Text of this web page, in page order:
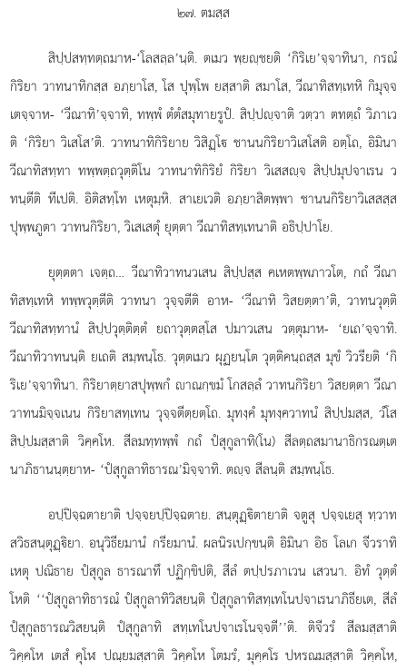
๒๗. ตมสฺส
สิปฺปสทฺทตฺถมาห-‘โลสลฺล’นฺติ. ตเมว พฺยฺชยติ ‘กิริเย’จฺจาทินา, กรณํ
กิริยา วาทนาทิกสฺส อภฺยาโส, โส ปุพฺโพ ยสฺสาติ สมาโส, วีณาทิสทฺเทหิ กิมุจฺจ
เตจฺจาห- ‘วีณาทิ’จฺจาทิ, ทพฺพํ ตํตํสมุทายรูปํ. สิปฺปฺจาติ วตฺวา ตทตฺถํ วิภาเว
ติ ‘กิริยา วิเสโส’ติ. วาทนาทิกิริยาย วิสิฏฺโ ชานนกิริยาวิเสโสติ อตฺโถ, อิมินา
วีณาทิสทฺทา ทพฺพตฺถวุตฺติโน วาทนาทิกิริยํ กิริยา วิเสสฺจ สิปฺปมุปจาเรน ว
ทนฺตีติ ทีเปติ. อิติสทฺโท เหตุมฺหิ. สาเยเวติ อภฺยาสิตพฺพา ชานนกิริยาวิเสสสฺส
ปุพฺพภูตา วาทนกิริยา, วิเสเสตุํ ยุตฺตา วีณาทิสทฺเทนาติ อธิปฺปาโย.
ยุตฺตตา เจตฺถ… วีณาทิวาทนวเสน สิปฺปสฺส คเหตพฺพภาวโต, กถํ วีณา
ทิสทฺเทหิ ทพฺพวุตฺตีติ วาทนา วุจฺจตีติ อาห- ‘วีณาทิ วิสยตฺตา’ติ, วาทนวุตฺติ
วีณาทิสทฺทานํ สิปฺปวุตฺติตฺตํ ยถาวุตฺตสฺโส ปมาวเสน วตฺตุมาห- ‘ยเถ’จฺจาทิ.
วีณาทิวาทนนฺติ ยเถติ สมฺพนฺโธ. วุตฺตเมว ผุฏยนฺโต วุตฺติคนฺถสฺส มุขํ วิวรียติ ‘กิ
ริเย’จฺจาทินา. กิริยาตฺยาสปุพฺพกํ าณกฺขมํ โกสลฺลํ วาทนกิริยา วิสยตฺตา วีณา
วาทนมิจฺจเนน กิริยาสทฺเทน วุจฺจตีตฺยตฺโถ. มุทงฺคํ มุทงฺควาทนํ สิปฺปมสฺส, วํโส
สิปฺปมสฺสาติ วิคฺคโห. สีลมทฺทพฺพํ กถํ ปํสุกูลาทิ(โน) สีลตฺถสมานาธิกรณตฺเต
นาภิธานนฺตฺยาห- ‘ปํสุกูลาทิธารณ’มิจฺจาทิ. ตฺจ สีลนฺติ สมฺพนฺโธ.
อปฺปิจฺฉตายาติ ปจฺจยปฺปิจฺฉตาย. สนฺตุฏฺิตายาติ จตูสุ ปจฺจเยสุ ทฺวาท
สวิธสนฺตุฏฺิยา. อนุวิธียมานํ กรียมานํ. ผลนิรเปกฺขนฺติ อิมินา อิธ โลเก จีวราทิ
เหตุ ปณิธาย ปํสุกูล ธารณาทึ ปฏิกฺขิปติ, สีลํ ตปฺปรภาเวน เสวนา. อิทํ วุตฺตํ
โหติ ‘‘ปํสุกูลาทิธารณํ ปํสุกูลาทิวิสยนฺติ ปํสุกูลาทิสทฺเทโนปจาเรนาภิธียเต, สีลํ
ปํสุกูลธารณวิสยนฺติ ปํสุกูลาทิ สทฺเทโนปจาเรโนจฺจตี’’ติ. ติจีวรํ สีลมสฺสาติ
วิคฺคโห เตสํ คุโฬ ปณฺยมสฺสาติ วิคฺคโห โตมรํ, มุคฺคโร ปหรณมสฺสาติ วิคฺคโห,